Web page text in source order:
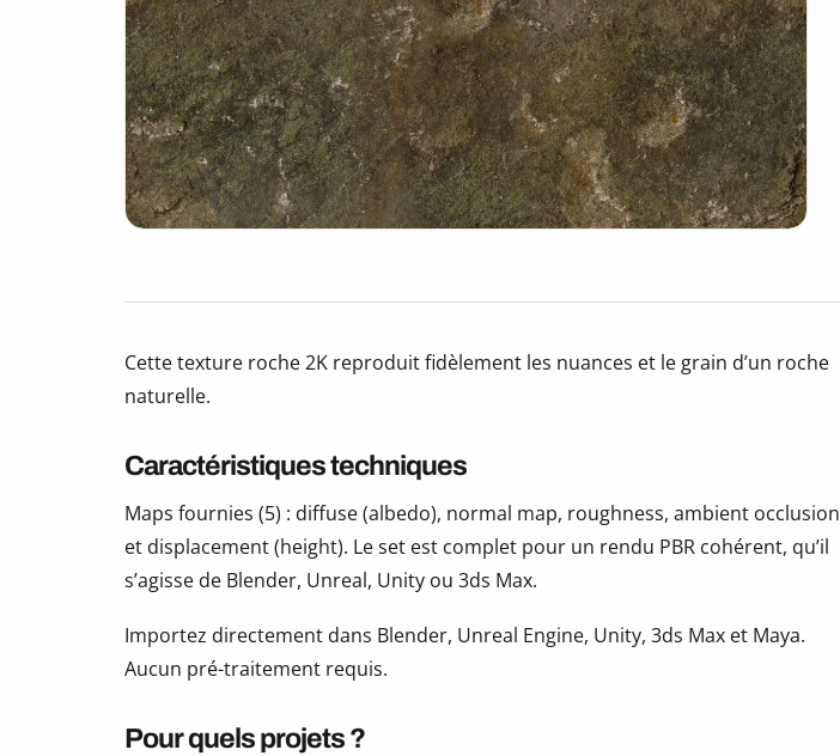
Cette texture roche 2K reproduit fidèlement les nuances et le grain d’un roche
naturelle.
Caractéristiques techniques
Maps fournies (5) : diffuse (albedo), normal map, roughness, ambient occlusion
et displacement (height). Le set est complet pour un rendu PBR cohérent, qu’il
s’agisse de Blender, Unreal, Unity ou 3ds Max.
Importez directement dans Blender, Unreal Engine, Unity, 3ds Max et Maya.
Aucun pré-traitement requis.
Pour quels projets ?